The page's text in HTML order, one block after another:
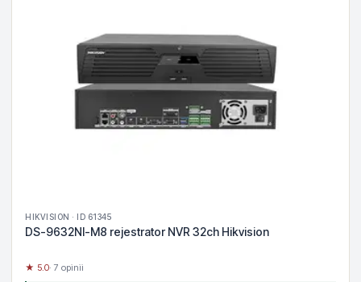
HIKVISION · ID 61345
DS-9632NI-M8 rejestrator NVR 32ch Hikvision
★ 5.0· 7 opinii